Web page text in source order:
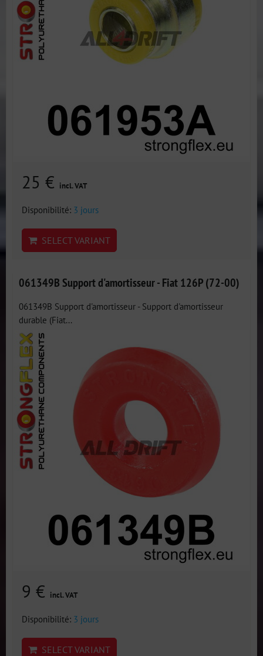
25 € incl. VAT
Disponibilité: 3 jours
SELECT VARIANT
061349B Support d'amortisseur - Fiat 126P (72-00)
061349B Support d'amortisseur - Support d'amortisseur
durable (Fiat...
9 € incl. VAT
Disponibilité: 3 jours
SELECT VARIANT